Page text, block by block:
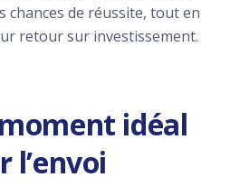
chances de réussite, tout en
retour sur investissement.
idéal
l’envoi